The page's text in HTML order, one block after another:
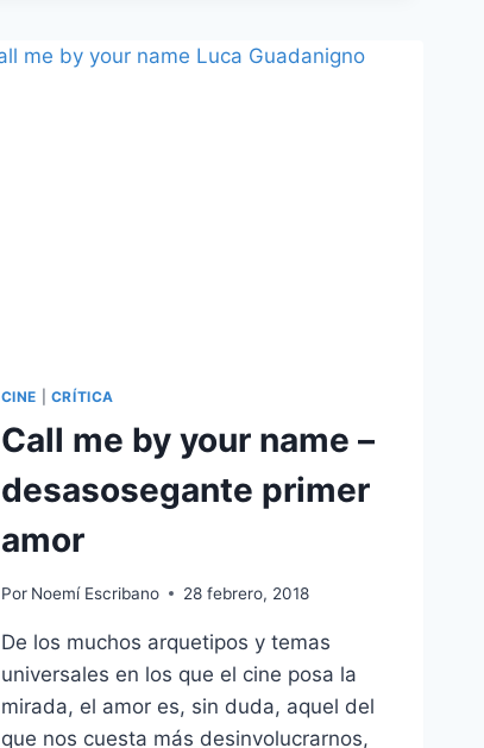
QUE
CINE CRÍTICA
Call me by your name –
desasosegante primer
amor
Por Noemí Escribano 28 febrero, 2018
De los muchos arquetipos y temas
universales en los que el cine posa la
mirada, el amor es, sin duda, aquel del
que nos cuesta más desinvolucrarnos,